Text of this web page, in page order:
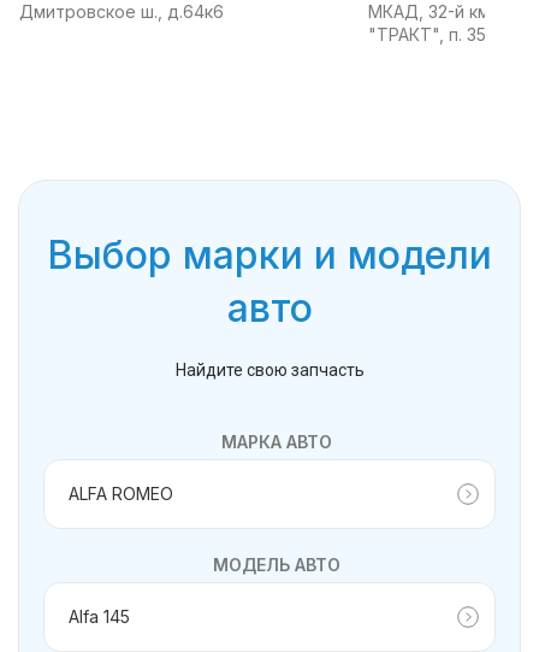
Дмитровское ш., д.64к6
МКАД, 32-й км, АТК
"ТРАКТ", п. 35
Выбор марки и модели
авто
Найдите свою запчасть
МАРКА АВТО
МОДЕЛЬ АВТО